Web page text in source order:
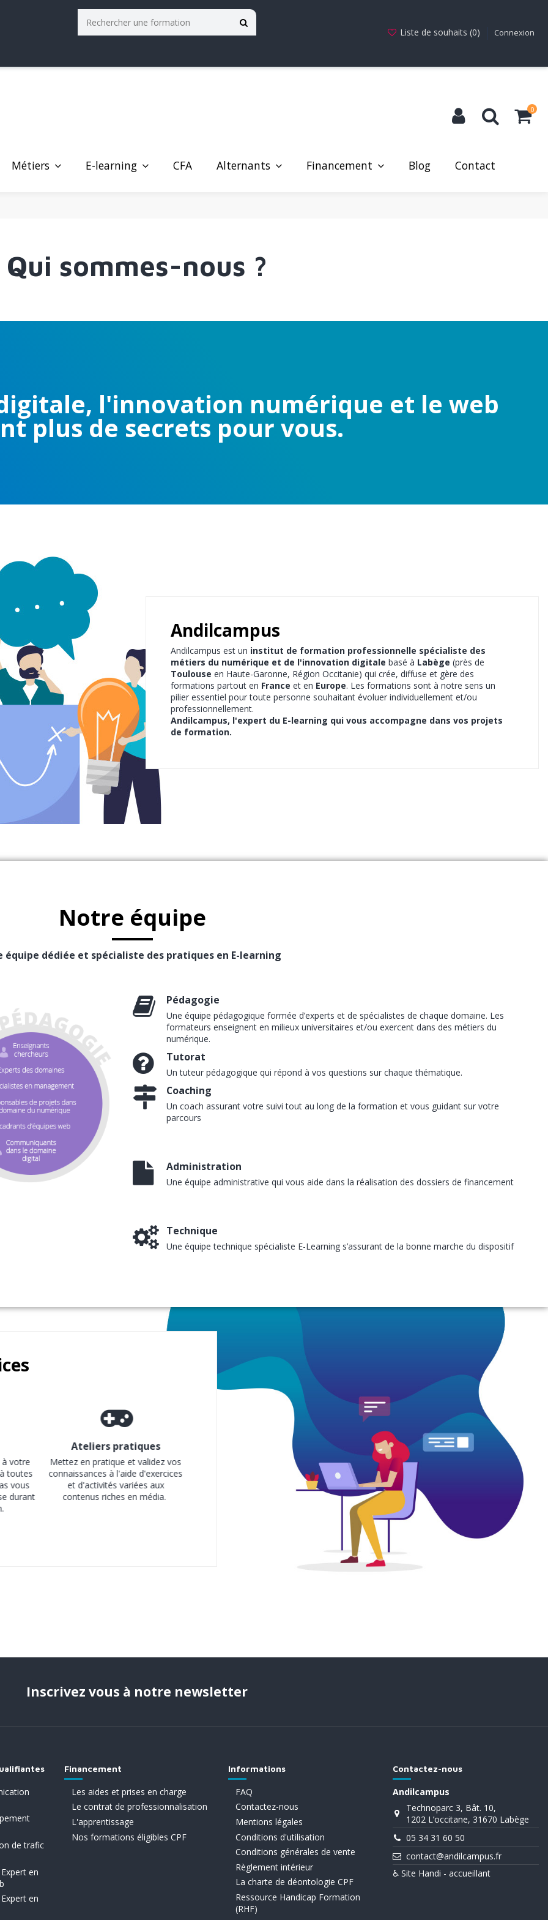
Liste de souhaits (0) Connexion
0
Métiers E-learning CFA Alternants Financement Blog Contact
Qui sommes-nous ?
l'innovation numérique et le web
plus de secrets pour vous.
Andilcampus
Andilcampus est un institut de formation professionnelle spécialiste des
métiers du numérique et de l'innovation digitale basé à Labège (près de
Toulouse en Haute-Garonne, Région Occitanie) qui crée, diffuse et gère des
formations partout en France et en Europe. Les formations sont à notre sens un
pilier essentiel pour toute personne souhaitant évoluer individuellement et/ou
professionnellement.
Andilcampus, l'expert du E-learning qui vous accompagne dans vos projets
de formation.
Notre équipe
équipe dédiée et spécialiste des pratiques en E-learning
Pédagogie
Une équipe pédagogique formée d’experts et de spécialistes de chaque domaine. Les
formateurs enseignent en milieux universitaires et/ou exercent dans des métiers du
numérique.
Tutorat
Un tuteur pédagogique qui répond à vos questions sur chaque thématique.
Coaching
Un coach assurant votre suivi tout au long de la formation et vous guidant sur votre
parcours
Administration
Une équipe administrative qui vous aide dans la réalisation des dossiers de financement
Technique
Une équipe technique spécialiste E-Learning s’assurant de la bonne marche du dispositif
votre
toutes
vous
durant
Ateliers pratiques
Mettez en pratique et validez vos
connaissances à l'aide d'exercices
et d'activités variées aux
contenus riches en média.
Inscrivez vous à notre newsletter
de trafic
en
en
Financement
Les aides et prises en charge
Le contrat de professionnalisation
L'apprentissage
Nos formations éligibles CPF
Informations
FAQ
Contactez-nous
Mentions légales
Conditions d'utilisation
Conditions générales de vente
Règlement intérieur
La charte de déontologie CPF
Ressource Handicap Formation
(RHF)
Contactez-nous
Andilcampus
Technoparc 3, Bât. 10,
1202 L’occitane, 31670 Labège
05 34 31 60 50
contact@andilcampus.fr
♿ Site Handi - accueillant